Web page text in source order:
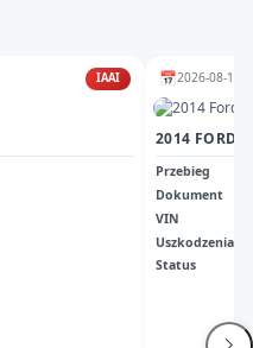
IAAI 📅2026-08-12
2014 FORD
Przebieg
Dokument
VIN
Uszkodzenia
Status